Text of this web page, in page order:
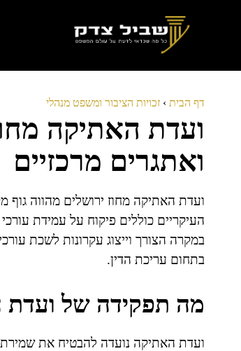
דף הבית › זכויות הציבור ומשפט מנהלי
ועדת האתיקה
ואתגרים מרכזיים
ועדת האתיקה מחוז ירושלים מהווה
העיקריים כוללים פיקוח על עמידת
במקרה הצורך וייצוג עקרונות לשכת
בתחום עריכת הדין.
מה תפקידה של ועדת
ועדת האתיקה נועדה להבטיח את שמירת